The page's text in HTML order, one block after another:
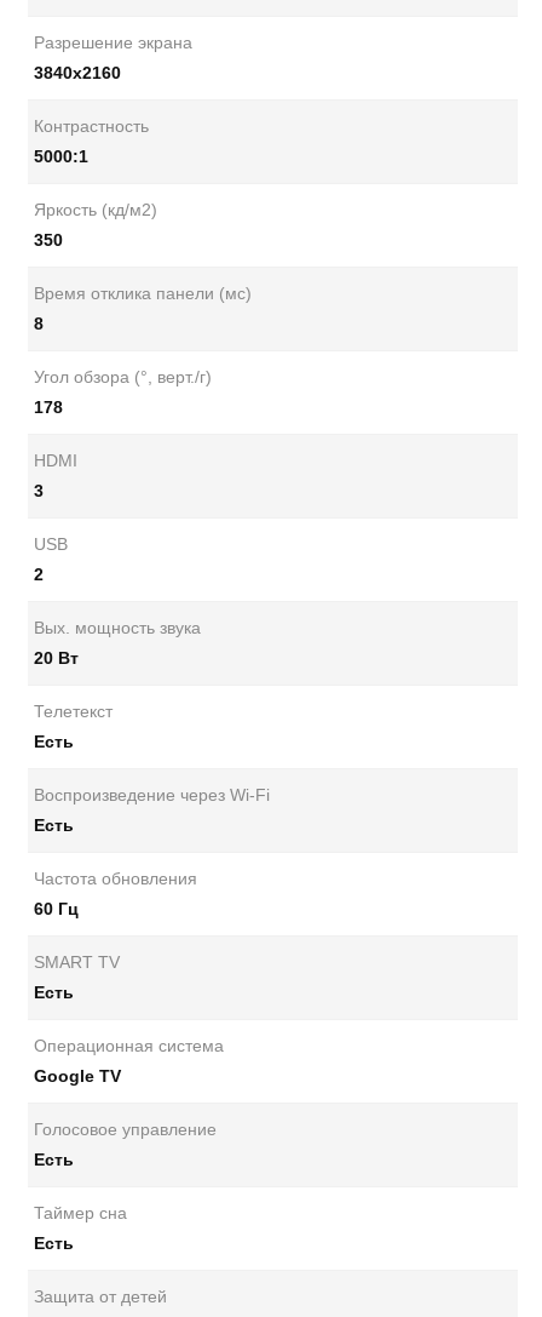
Разрешение экрана
3840x2160
Контрастность
5000:1
Яркость (кд/м2)
350
Время отклика панели (мс)
8
Угол обзора (°, верт./г)
178
HDMI
3
USB
2
Вых. мощность звука
20 Вт
Телетекст
Есть
Воспроизведение через Wi-Fi
Есть
Частота обновления
60 Гц
SMART TV
Есть
Операционная система
Google TV
Голосовое управление
Есть
Таймер сна
Есть
Защита от детей